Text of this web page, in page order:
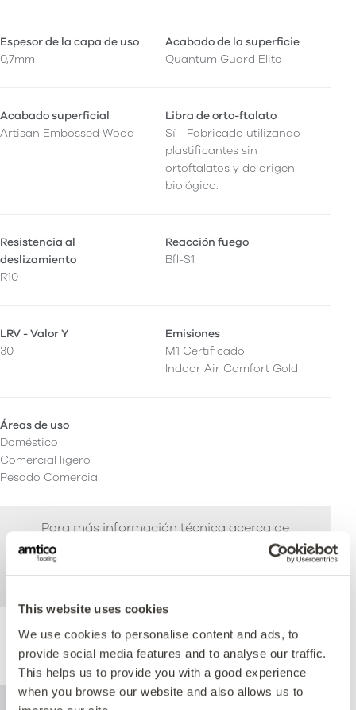
This website uses cookies
We use cookies to personalise content and ads, to
provide social media features and to analyse our traffic.
This helps us to provide you with a good experience
when you browse our website and also allows us to
Espesor de la capa de uso
0,7mm
Acabado de la superficie
Quantum Guard Elite
Acabado superficial
Artisan Embossed Wood
Libra de orto-ftalato
Sí - Fabricado utilizando
plastificantes sin
ortoftalatos y de origen
biológico.
Resistencia al
deslizamiento
R10
Reacción fuego
Bfl-S1
LRV - Valor Y
30
Emisiones
M1 Certificado
Indoor Air Comfort Gold
Áreas de uso
Doméstico
Comercial ligero
Pesado Comercial
Para más información técnica acerca de
este producto, consulte el documento de
especificaciones técnicas disponible para
Rendimiento